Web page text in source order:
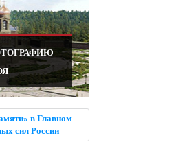
в Главном
сил России